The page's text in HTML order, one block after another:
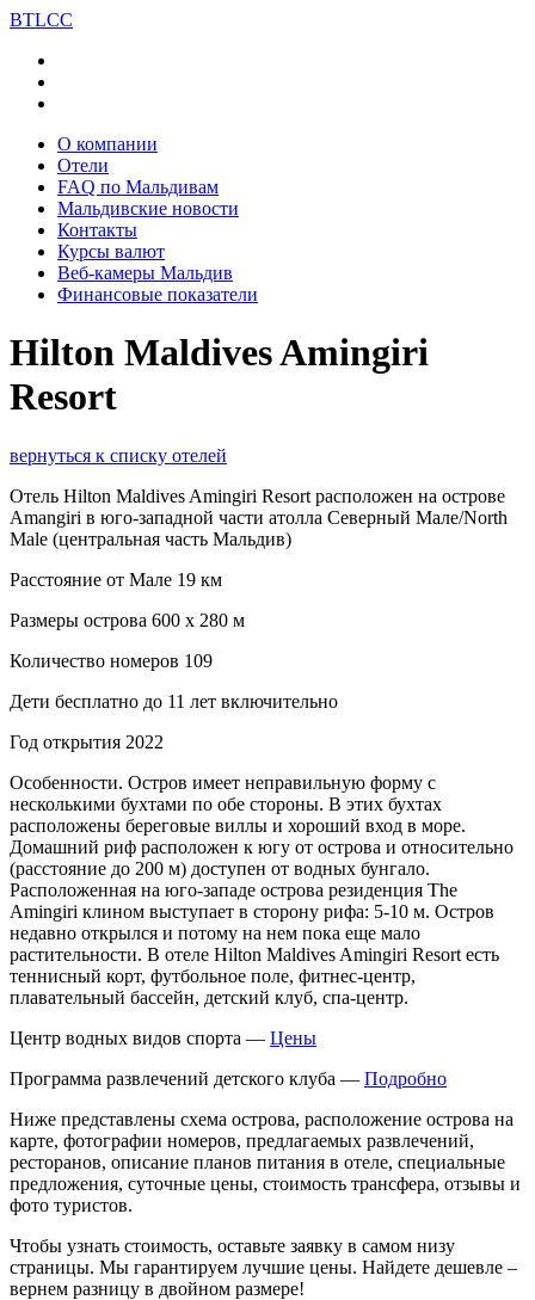
BTLCC
О компании
Отели
FAQ по Мальдивам
Мальдивские новости
Контакты
Курсы валют
Веб-камеры Мальдив
Финансовые показатели
Hilton Maldives Amingiri
Resort
вернуться к списку отелей
Отель Hilton Maldives Amingiri Resort расположен на острове
Amangiri в юго-западной части атолла Северный Мале/North
Male (центральная часть Мальдив)
Расстояние от Мале 19 км
Размеры острова 600 х 280 м
Количество номеров 109
Дети бесплатно до 11 лет включительно
Год открытия 2022
Особенности. Остров имеет неправильную форму с
несколькими бухтами по обе стороны. В этих бухтах
расположены береговые виллы и хороший вход в море.
Домашний риф расположен к югу от острова и относительно
(расстояние до 200 м) доступен от водных бунгало.
Расположенная на юго-западе острова резиденция The
Amingiri клином выступает в сторону рифа: 5-10 м. Остров
недавно открылся и потому на нем пока еще мало
растительности. В отеле Hilton Maldives Amingiri Resort есть
теннисный корт, футбольное поле, фитнес-центр,
плавательный бассейн, детский клуб, спа-центр.
Центр водных видов спорта — Цены
Программа развлечений детского клуба — Подробно
Ниже представлены схема острова, расположение острова на
карте, фотографии номеров, предлагаемых развлечений,
ресторанов, описание планов питания в отеле, специальные
предложения, суточные цены, стоимость трансфера, отзывы и
фото туристов.
Чтобы узнать стоимость, оставьте заявку в самом низу
страницы. Мы гарантируем лучшие цены. Найдете дешевле –
вернем разницу в двойном размере!